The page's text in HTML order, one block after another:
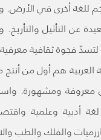
للغة أخرى في الأرض.
عن التأثيل
لتسدّ فجوة ثقافية
معروفة ومشهورة.
أدبية وعلمية
والفلك والطب